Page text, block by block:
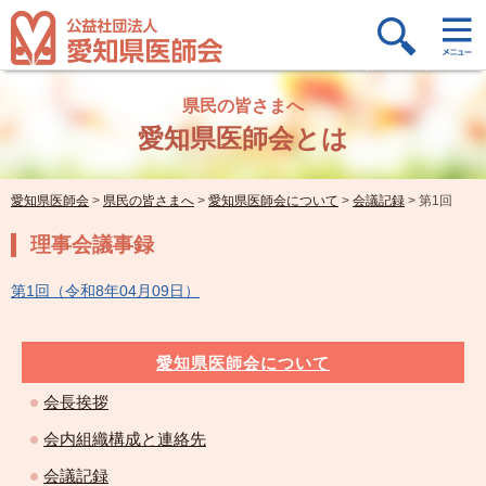
県民の皆さまへ
愛知県医師会とは
愛知県医師会 > 県民の皆さまへ > 愛知県医師会について > 会議記録 > 第1回
理事会議事録
第1回（令和8年04月09日）
愛知県医師会について
会長挨拶
会内組織構成と連絡先
会議記録